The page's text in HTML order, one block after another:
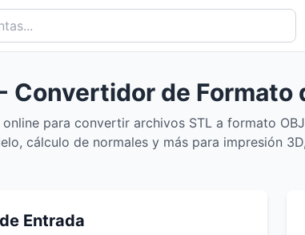
Convertidor de
para convertir archivos STL a formato
cálculo de normales y más para impresión
Entrada